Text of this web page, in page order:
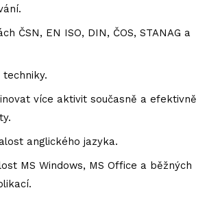
ČSN, EN ISO, DIN, ČOS, STANAG a
více aktivit současně a efektivně
anglického jazyka.
MS Windows, MS Office a běžných